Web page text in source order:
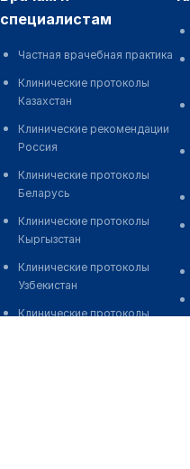
специалистам
Частная врачебная практика
Клинические протоколы
Казахстан
Клинические рекомендации
Россия
Клинические протоколы
Беларусь
Клинические протоколы
Кыргызстан
Клинические протоколы
Узбекистан
Клинические протоколы